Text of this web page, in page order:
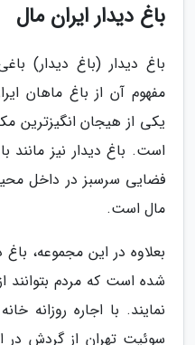
باغ دیدار ایران مال
باغ دیدار (باغ دیدار)
مفهوم آن از باغ ماهان
یکی از هیجان انگیزترین
است. باغ دیدار نیز
فضایی سرسبز در داخل
مال است.
بعلاوه در این مجموعه،
شده است که مردم بتوانند
نمایند. با اجاره روزانه
سوئیت تهران از گردش در